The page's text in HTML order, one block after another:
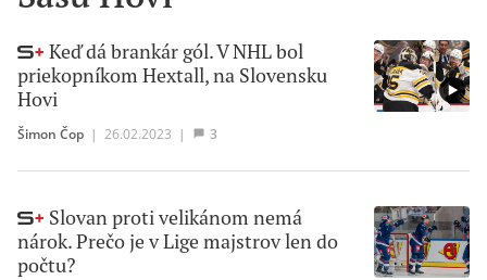
Keď dá brankár gól. V NHL bol
priekopníkom Hextall, na Slovensku
Hovi
Šimon Čop | 26.02.2023 | 3
Slovan proti velikánom nemá
nárok. Prečo je v Lige majstrov len do
počtu?